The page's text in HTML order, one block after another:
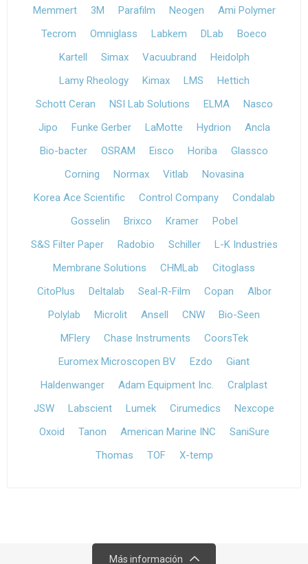
Memmert
3M Parafilm Neogen
Ami Polymer
Tecrom
Omniglass Labkem DLab
Boeco
Kartell
Simax Vacuubrand
Heidolph
Lamy Rheology
Kimax LMS
Hettich
Schott Ceran
NSI Lab Solutions ELMA
Nasco
Jipo
Funke Gerber LaMotte Hydrion
Ancla
Bio-bacter
OSRAM Eisco Horiba
Glassco
Corning
Normax Vitlab
Novasina
Korea Ace Scientific
Control Company
Condalab
Gosselin
Brixco Kramer
Pobel
S&S Filter Paper
Radobio Schiller
L-K Industries
Membrane Solutions
CHMLab
Citoglass
CitoPlus
Deltalab Seal-R-Film Copan
Albor
Polylab
Microlit Ansell CNW
Bio-Seen
MFlery
Chase Instruments
CoorsTek
Euromex Microscopen BV
Ezdo
Giant
Haldenwanger
Adam Equipment Inc.
Cralplast
JSW
Labscient Lumek Cirumedics
Nexcope
Oxoid
Tanon American Marine INC
SaniSure
Thomas
TOF X-temp
Más información